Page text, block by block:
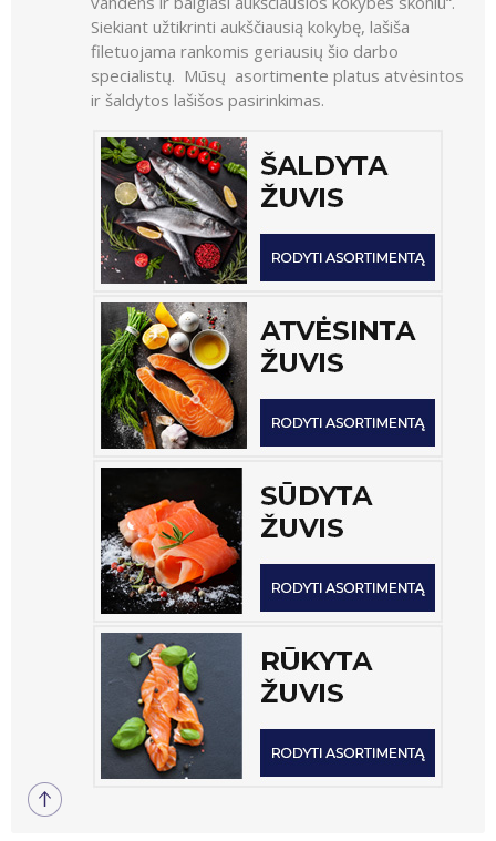
Siekiant užtikrinti aukščiausią kokybę, lašiša
filetuojama rankomis geriausių šio darbo
specialistų. Mūsų asortimente platus atvėsintos
ir šaldytos lašišos pasirinkimas.